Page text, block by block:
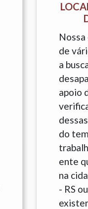
de
a
apoio
do
ente
na
- RS